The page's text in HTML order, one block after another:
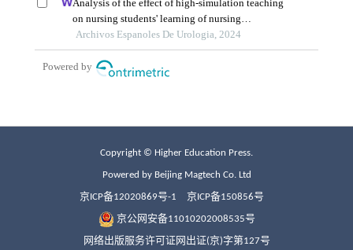
Copyright © Higher Education Press.
Powered by Beijing Magtech Co. Ltd
京ICP备12020869号-1 京ICP备150856号
京公网安备11010202008535号
网络出版服务许可证网出证(京)字第127号